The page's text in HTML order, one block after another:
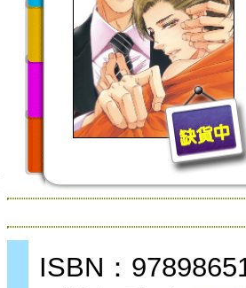
ISBN：